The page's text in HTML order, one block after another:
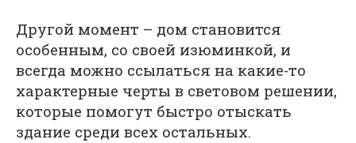
Другой момент – дом становится
особенным, со своей изюминкой, и
всегда можно ссылаться на какие-то
характерные черты в световом решении,
которые помогут быстро отыскать
здание среди всех остальных.